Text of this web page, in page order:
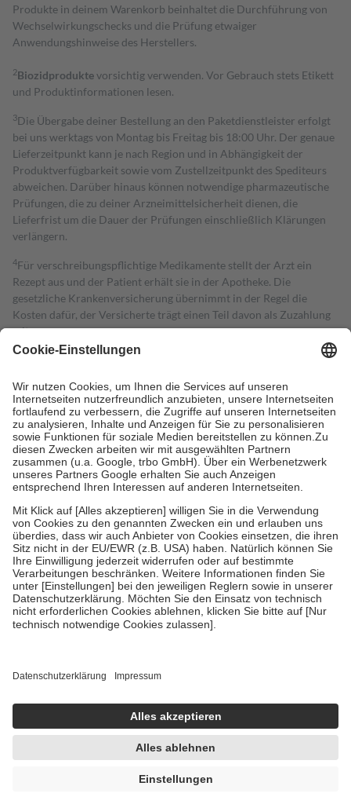
Produkte in deinem Warenkorb beinhaltet die Durchführung von
Wechselwirkungschecks und die Prüfung etwaiger
Anwendungshinweise des Herstellers.
2Biozidproduktevorsichtig verwenden. Vor Gebrauch stets Etikett
und Produktinformationen lesen.
3Die Übergabe deiner Bestellung an den Paketdienstleister erfolgt
bei uns werktags von Montag bis Freitag bis 18:00 Uhr. Der genaue
Lieferzeitpunkt kann je nach Region und in Abhängigkeit der
Produktverfügbarkeit sowie vom Zustellzeitpunkt des Spediteurs
abweichen. Darüber hinaus können notwendige pharmazeutische
Prüfungen, die zu deiner Arzneimittelsicherheit dienen, die
Lieferfrist um die Dauer der Prüfungen einschließlich Klärungen
verlängern.
4Für verschreibungspflichtige Medikamente stellt der Arzt ein
Rezept aus und der Patient erhält sie in der Apotheke. Die
gesetzliche Krankenversicherung übernimmt in der Regel die
Kosten dafür, der Versicherte trägt einen Teil davon als Zuzahlung
mit.
Grundsätzlich leisten Mitglieder Zuzahlungen in Höhe von zehn
höchstens zehn Euro.
Es sind jedoch nie mehr als die tatsächlichen
Kosten der Leistung zu entrichten.
Diese Regeln gelten grundsätzlich auch für Online-Apotheken.
Bei Heilmitteln und häuslicher Krankenpflege beträgt die
Zuzahlung zehn Prozent der Kosten sowie zehn Euro je
Verordnung.
Um das Engagement der Versicherten für ihre eigene Gesundheit zu
stärken und die besondere Stellung der Familie zu unterstützen,
fallenkeine Zuzahlungenan bei:
• Kindern und Jugendlichen bis zum vollendeten 18. Lebensjahr
mit Ausnahme der Fahrkosten
• Untersuchungen zur Vorsorge und Früherkennung, die von der
GKV getragen werden
• empfohlenen Schutzimpfungen
• Harn- und Blutteststreifen
getroffen, um sicherzustellen, dass es sich um echte Bewertungen
https://help.etrusted.com/hc/de/articles/4419944605341
Einige Bilder und Inhalte wurden unter Zuhilfenahme künstlicher